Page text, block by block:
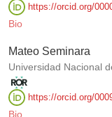
https://orcid.org/
Bio
Mateo Seminara
Universidad Nacional
https://orcid.org/
Bio